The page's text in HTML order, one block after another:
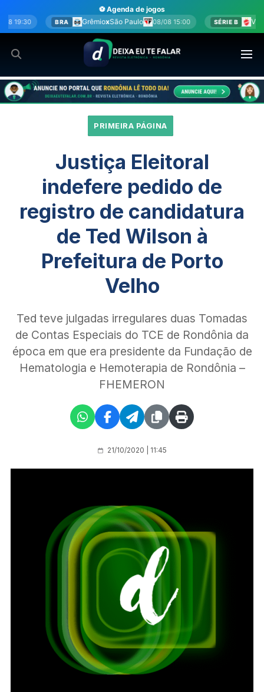
para
o
conteúdo
⚽ Agenda de jogos
xSão Paulo 08/08 15:00 SÉRIE B Vila Nova x Sport 08/08 15:00
PRIMEIRA PÁGINA
Justiça Eleitoral
indefere pedido de
registro de candidatura
de Ted Wilson à
Prefeitura de Porto
Velho
Ted teve julgadas irregulares duas Tomadas
de Contas Especiais do TCE de Rondônia da
época em que era presidente da Fundação de
Hematologia e Hemoterapia de Rondônia –
FHEMERON
21/10/2020 | 11:45